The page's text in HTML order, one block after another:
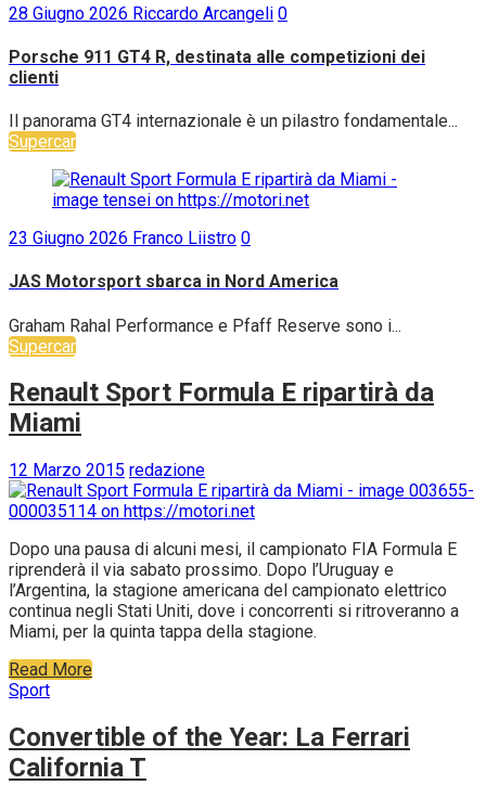
28 Giugno 2026 Riccardo Arcangeli 0
Porsche 911 GT4 R, destinata alle competizioni dei
clienti
Il panorama GT4 internazionale è un pilastro fondamentale...
Supercar
23 Giugno 2026 Franco Liistro 0
JAS Motorsport sbarca in Nord America
Graham Rahal Performance e Pfaff Reserve sono i...
Supercar
Renault Sport Formula E ripartirà da
Miami
12 Marzo 2015 redazione
Dopo una pausa di alcuni mesi, il campionato FIA Formula E
riprenderà il via sabato prossimo. Dopo l’Uruguay e
l’Argentina, la stagione americana del campionato elettrico
continua negli Stati Uniti, dove i concorrenti si ritroveranno a
Miami, per la quinta tappa della stagione.
Read More
Sport
Convertible of the Year: La Ferrari
California T